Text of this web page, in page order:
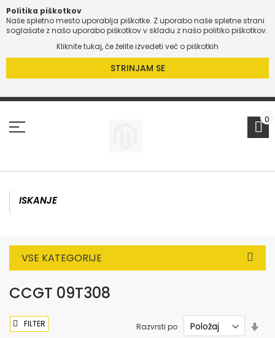
Politika piškotkov
Naše spletno mesto uporablja piškotke. Z uporabo naše spletne strani
soglašate z našo uporabo piškotkov v skladu z našo politiko piškotkov.
Kliknite tukaj, če želite izvedeti več o piškotkih
STRINJAM SE
Preskoči
0
VSE KATEGORIJE
CCGT 09T308
Razvrsti po
FILTER